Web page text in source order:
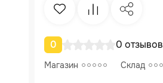
ИзбранноеСравнение
0 0 отзывов
Магазин Склад